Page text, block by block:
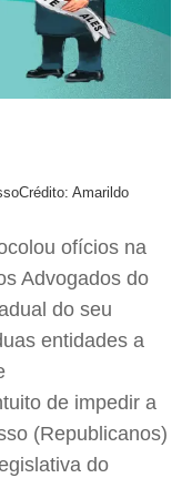
Crédito: Amarildo
ofícios na
Advogados do
do seu
entidades a
de impedir a
(Republicanos)
do